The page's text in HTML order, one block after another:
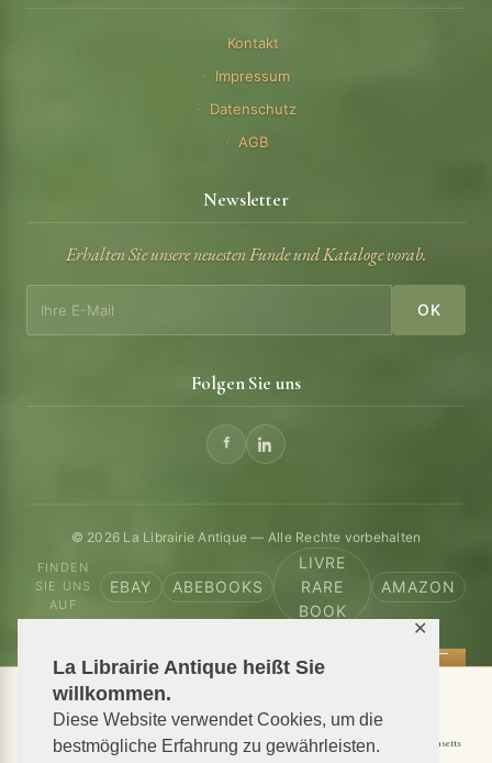
La Librairie Antique heißt Sie
willkommen.
Diese Website verwendet Cookies, um die
bestmögliche Erfahrung zu gewährleisten.
✕
Kontakt
Impressum
Datenschutz
AGB
Newsletter
Erhalten Sie unsere neuesten Funde und Kataloge vorab.
OK
Folgen Sie uns
© 2026 La Librairie Antique — Alle Rechte vorbehalten
FINDEN
SIE UNS
AUF
EBAY ABEBOOKS
LIVRE
RARE
BOOK
AMAZON
📦 We ship antiquarian books worldwide
Shipping to USA Shipping to New York Shipping to California Shipping to Massachusetts